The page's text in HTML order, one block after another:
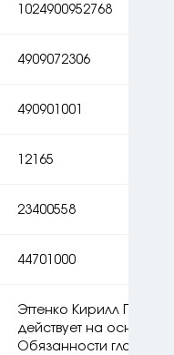
1024900952768
4909072306
490901001
12165
23400558
44701000
Эттенко Кирилл
действует на
Обязанности главного